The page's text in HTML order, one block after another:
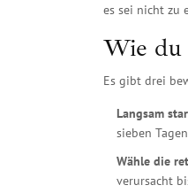
es sei nicht zu
Wie du
Es gibt drei
Langsam
sieben
Wähle die
verursacht